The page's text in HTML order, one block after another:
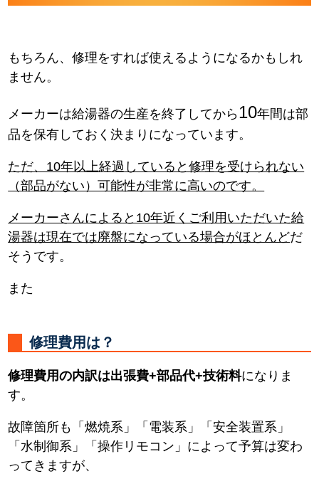
もちろん、修理をすれば使えるようになるかもしれ
ません。
メーカーは給湯器の生産を終了してから10年間は部
品を保有しておく決まりになっています。
ただ、10年以上経過していると修理を受けられない
（部品がない）可能性が非常に高いのです。
メーカーさんによると10年近くご利用いただいた給
湯器は現在では廃盤になっている場合がほとんどだ
そうです。
また
修理費用は？
修理費用の内訳は出張費+部品代+技術料になりま
す。
故障箇所も「燃焼系」「電装系」「安全装置系」
「水制御系」「操作リモコン」によって予算は変わ
ってきますが、